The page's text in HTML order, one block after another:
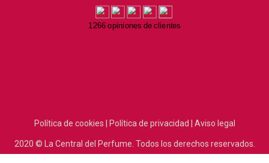
1266 opiniones de clientes
Política de cookies | Política de privacidad | Aviso legal
2020 © La Central del Perfume. Todos los derechos reservados.